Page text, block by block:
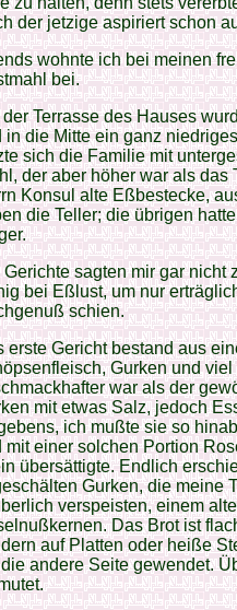
der jetzige aspiriert schon
wohnte ich bei meinen
bei.
der Terrasse des Hauses
in die Mitte ein ganz
sich die Familie mit
der aber höher war als das
Konsul alte Eßbestecke,
die Teller; die übrigen
Gerichte sagten mir gar nicht
bei Eßlust, um nur
schien.
erste Gericht bestand aus
Gurken und
war als der
mit etwas Salz, jedoch
ich mußte sie so
mit einer solchen Portion
übersättigte. Endlich
Gurken, die meine
verspeisten, einem
Das Brot ist
auf Platten oder heiße
andere Seite gewendet.